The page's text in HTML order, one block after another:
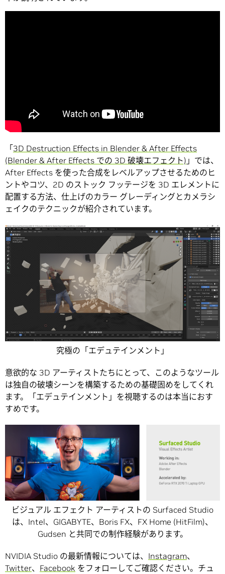
「3D Destruction Effects in Blender & After Effects
(Blender & After Effects での 3D 破壊エフェクト) 」では、
After Effects を使った合成をレベルアップさせるためのヒ
ントやコツ、2D のストック フッテージを 3D エレメントに
配置する方法、仕上げのカラー グレーディングとカメラシ
ェイクのテクニックが紹介されています。
究極の「エデュテインメント」
意欲的な 3D アーティストたちにとって、このようなツール
は独自の破壊シーンを構築するための基礎固めをしてくれ
ます。「エデュテインメント」を視聴するのは本当におす
すめです。
ビジュアル エフェクト アーティストの Surfaced Studio
は、Intel、GIGABYTE、Boris FX、FX Home (HitFilm)、
Gudsen と共同での制作経験があります。
NVIDIA Studio の最新情報については、 Instagram、
Twitter、 Facebook をフォローしてご確認ください。チュ